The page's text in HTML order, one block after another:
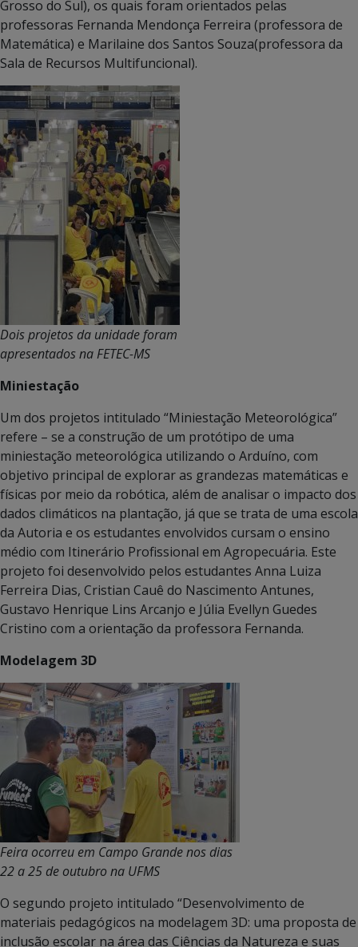
Grosso do Sul), os quais foram orientados pelas
professoras Fernanda Mendonça Ferreira (professora de
Matemática) e Marilaine dos Santos Souza(professora da
Sala de Recursos Multifuncional).
Dois projetos da unidade foram
apresentados na FETEC-MS
Miniestação
Um dos projetos intitulado “Miniestação Meteorológica”
refere – se a construção de um protótipo de uma
miniestação meteorológica utilizando o Arduíno, com
objetivo principal de explorar as grandezas matemáticas e
físicas por meio da robótica, além de analisar o impacto dos
dados climáticos na plantação, já que se trata de uma escola
da Autoria e os estudantes envolvidos cursam o ensino
médio com Itinerário Profissional em Agropecuária. Este
projeto foi desenvolvido pelos estudantes Anna Luiza
Ferreira Dias, Cristian Cauê do Nascimento Antunes,
Gustavo Henrique Lins Arcanjo e Júlia Evellyn Guedes
Cristino com a orientação da professora Fernanda.
Modelagem 3D
Feira ocorreu em Campo Grande nos dias
22 a 25 de outubro na UFMS
O segundo projeto intitulado “Desenvolvimento de
materiais pedagógicos na modelagem 3D: uma proposta de
inclusão escolar na área das Ciências da Natureza e suas